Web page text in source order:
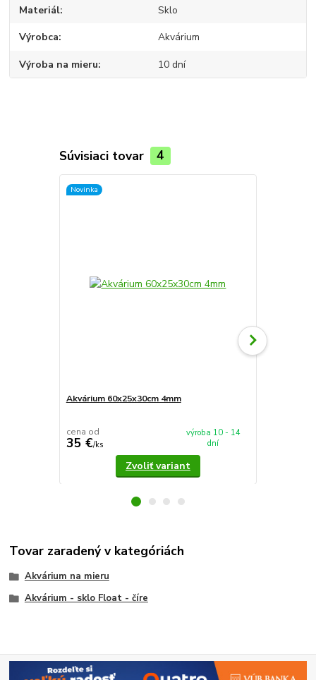
Materiál Sklo
Výrobca Akvárium
Výroba na mieru 10 dní
Súvisiaci tovar 4
Novinka
Akvárium 60x25x30cm 4mm
cena od
35 €/ks
výroba 10 - 14
dní
Zvoliť variant
Tovar zaradený v kategóriách
Akvárium na mieru
Akvárium - sklo Float - číre